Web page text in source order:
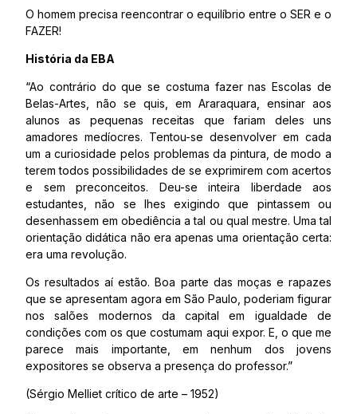
O homem precisa reencontrar o equilíbrio entre o SER e o
FAZER!
História da EBA
“Ao contrário do que se costuma fazer nas Escolas de
Belas-Artes, não se quis, em Araraquara, ensinar aos
alunos as pequenas receitas que fariam deles uns
amadores medíocres. Tentou-se desenvolver em cada
um a curiosidade pelos problemas da pintura, de modo a
terem todos possibilidades de se exprimirem com acertos
e sem preconceitos. Deu-se inteira liberdade aos
estudantes, não se lhes exigindo que pintassem ou
desenhassem em obediência a tal ou qual mestre. Uma tal
orientação didática não era apenas uma orientação certa:
era uma revolução.
Os resultados aí estão. Boa parte das moças e rapazes
que se apresentam agora em São Paulo, poderiam figurar
nos salões modernos da capital em igualdade de
condições com os que costumam aqui expor. E, o que me
parece mais importante, em nenhum dos jovens
expositores se observa a presença do professor.”
(Sérgio Melliet crítico de arte – 1952)